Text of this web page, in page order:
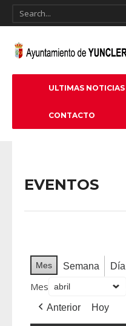
ULTIMAS NOTICIAS
CONTACTO
EVENTOS
Mes Semana Día
Mes
Anterior Hoy